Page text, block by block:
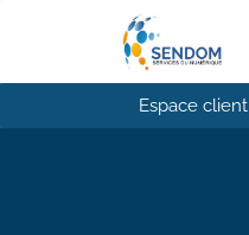
Espace client